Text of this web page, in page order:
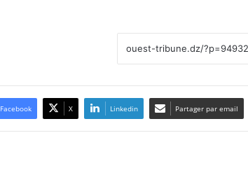
Facebook X Linkedin Partager par email